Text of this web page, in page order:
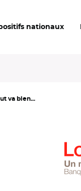
nationaux
va bien...